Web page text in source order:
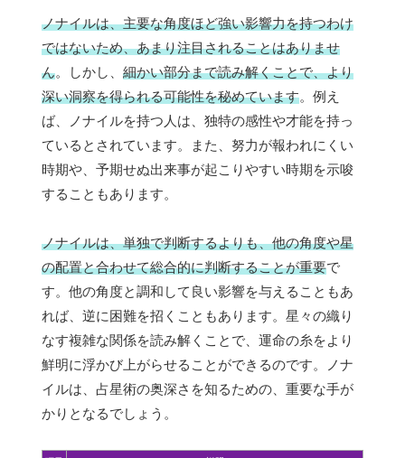
ノナイルは、主要な角度ほど強い影響力を持つわけ
ではないため、あまり注目されることはありませ
ん。しかし、 細かい部分まで読み解くことで、より
深い洞察を得られる可能性を秘めています。例え
ば、ノナイルを持つ人は、独特の感性や才能を持っ
ているとされています。また、努力が報われにくい
時期や、予期せぬ出来事が起こりやすい時期を示唆
することもあります。
ノナイルは、単独で判断するよりも、他の角度や星
の配置と合わせて総合的に判断することが重要で
す。他の角度と調和して良い影響を与えることもあ
れば、逆に困難を招くこともあります。星々の織り
なす複雑な関係を読み解くことで、運命の糸をより
鮮明に浮かび上がらせることができるのです。ノナ
イルは、占星術の奥深さを知るための、重要な手が
かりとなるでしょう。